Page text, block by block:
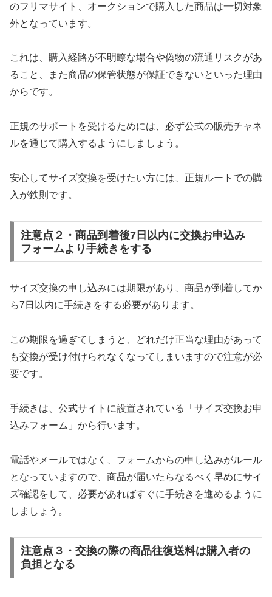
のフリマサイト、オークションで購入した商品は一切対象
外となっています。
これは、購入経路が不明瞭な場合や偽物の流通リスクがあ
ること、また商品の保管状態が保証できないといった理由
からです。
正規のサポートを受けるためには、必ず公式の販売チャネ
ルを通じて購入するようにしましょう。
安心してサイズ交換を受けたい方には、正規ルートでの購
入が鉄則です。
注意点２・商品到着後7日以内に交換お申込み
フォームより手続きをする
サイズ交換の申し込みには期限があり、商品が到着してか
ら7日以内に手続きをする必要があります。
この期限を過ぎてしまうと、どれだけ正当な理由があって
も交換が受け付けられなくなってしまいますので注意が必
要です。
手続きは、公式サイトに設置されている「サイズ交換お申
込みフォーム」から行います。
電話やメールではなく、フォームからの申し込みがルール
となっていますので、商品が届いたらなるべく早めにサイ
ズ確認をして、必要があればすぐに手続きを進めるように
しましょう。
注意点３・交換の際の商品往復送料は購入者の
負担となる